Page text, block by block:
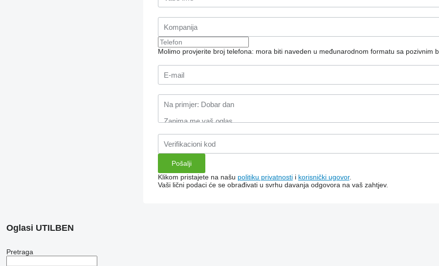
Molimo provjerite broj telefona: mora biti naveden u međunarodnom formatu sa pozivnim
Klikom pristajete na našu politiku privatnostii korisnički ugovor.
Vaši lični podaci će se obrađivati ​​u svrhu davanja odgovora na vaš zahtjev.
Oglasi UTILBEN
Pretraga